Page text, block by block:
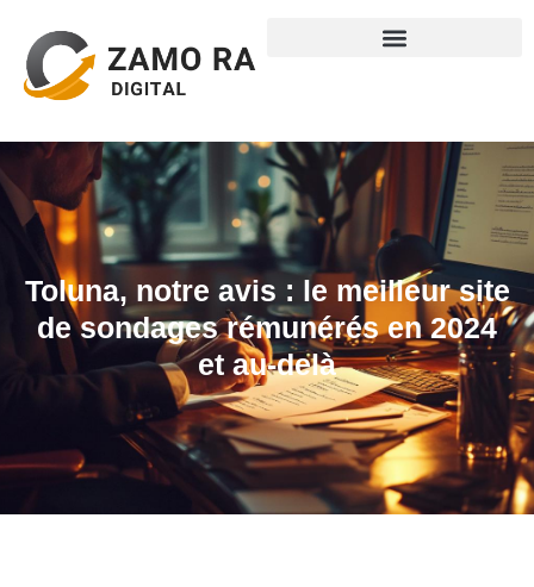
Toluna, notre avis : le meilleur site
de sondages rémunérés en 2024
et au-delà